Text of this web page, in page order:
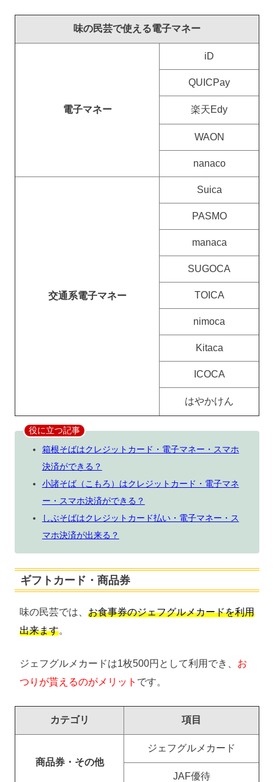
味の民芸で使える電子マネー
電子マネー
iD
QUICPay
楽天Edy
WAON
nanaco
交通系電子マネー
Suica
PASMO
manaca
SUGOCA
TOICA
nimoca
Kitaca
ICOCA
はやかけん
役に立つ記事
箱根そばはクレジットカード・電子マネー・スマホ
決済ができる？
小諸そば（こもろ）はクレジットカード・電子マネ
ー・スマホ決済ができる？
しぶそばはクレジットカード払い・電子マネー・ス
マホ決済が出来る？
ギフトカード・商品券
味の民芸では、 お食事券のジェフグルメカードを利用
出来ます。
ジェフグルメカードは1枚500円として利用でき、 お
つりが貰えるのがメリット です。
カテゴリ 項目
商品券・その他
ジェフグルメカード
JAF優待